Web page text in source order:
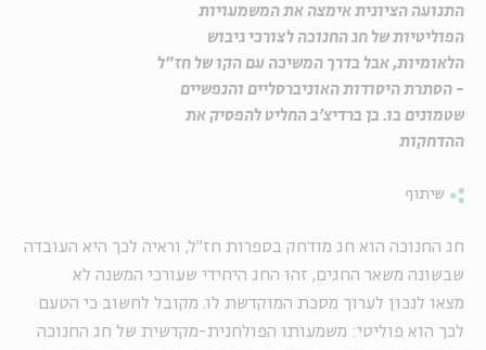
התנועה הציונית אימצה את המשמעויות
הפוליטיות של חג החנוכה לצורכי גיבוש
הלאומיות, אבל בדרך המשיכה עם הקו של חז"ל
- הסתרת היסודות האוניברסליים והנפשיים
שטמונים בו. בן ברדיצ'ב החליט להפסיק את
ההדחקות
שיתוף
חג החנוכה הוא חג מודחק בספרות חז״ל, וראיה לכך היא העובדה
שבשונה משאר החגים, זהו החג היחידי שעורכי המשנה לא
מצאו לנכון לערוך מסכת המוקדשת לו. מקובל לחשוב כי הטעם
לכך הוא פוליטי: משמעותו הפולחנית-מקדשית של חג החנוכה